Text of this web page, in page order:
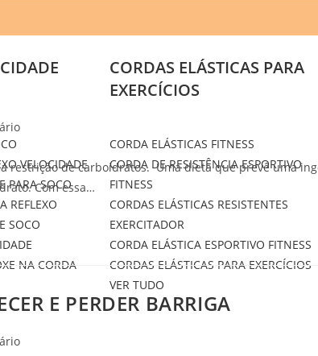
VELOCIDADE
PARA SOCO
REFLEXO
SOCO
NA CORDA
CORDAS ELÁSTICAS PARA
EXERCÍCIOS
CORDA ELÁSTICAS FITNESS
CORDA DE RESISTÊNCIA ESPORTIVO
FITNESS
CORDAS ELÁSTICAS RESISTENTES
EXERCITADOR
CORDA ELÁSTICA ESPORTIVO FITNESS
CORDAS ELÁSTICAS PARA EXERCÍCIOS
VER TUDO
restrição de carboidratos. Uma dieta que prevê uma
Com essa…
E PERDER BARRIGA